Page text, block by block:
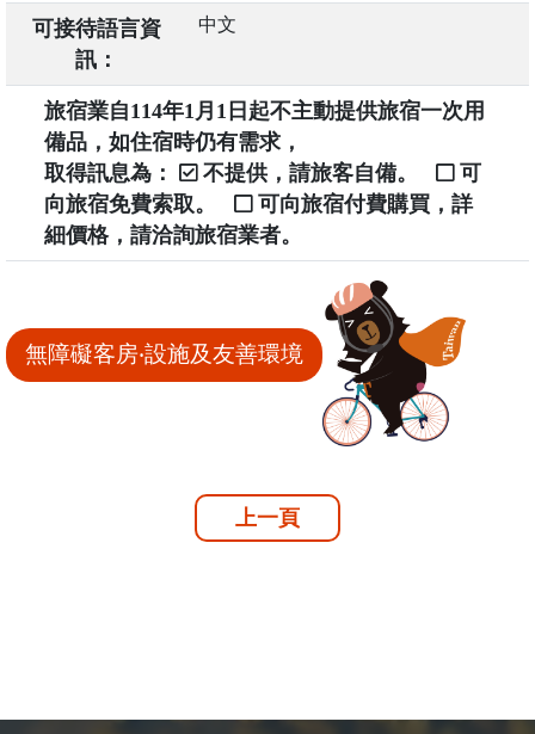
可接待語言資
訊：
中文
旅宿業自114年1月1日起不主動提供旅宿一次用
備品，如住宿時仍有需求，
取得訊息為：
不提供，請旅客自備。
可
向旅宿免費索取。
可向旅宿付費購買，詳
細價格，請洽詢旅宿業者。
無障礙客房‧設施及友善環境
上一頁